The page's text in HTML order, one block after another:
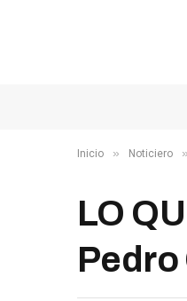
Inicio » Noticiero »
LO